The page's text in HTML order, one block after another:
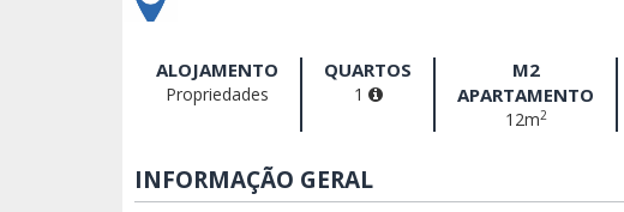
ALOJAMENTO
Propriedades
QUARTOS
1
M2
APARTAMENTO
12m2
INFORMAÇÃO GERAL